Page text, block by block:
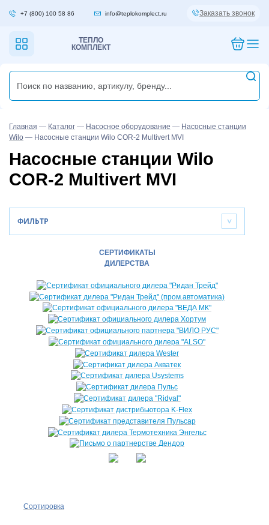
+7 (800) 100 58 86 info@teplokomplect.ru Заказать звонок
ТЕПЛО
КОМПЛЕКТ
Главная — Каталог — Насосное оборудование — Насосные станции
Wilo — Насосные станции Wilo COR-2 Multivert MVI
Насосные станции Wilo
COR-2 Multivert MVI
ФИЛЬТР >
СЕРТИФИКАТЫ
ДИЛЕРСТВА
Сортировка